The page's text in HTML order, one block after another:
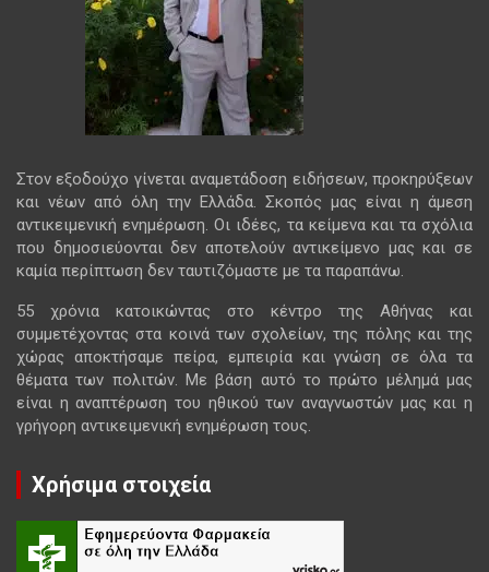
Στον εξοδούχο γίνεται αναμετάδοση ειδήσεων, προκηρύξεων
και νέων από όλη την Ελλάδα. Σκοπός μας είναι η άμεση
αντικειμενική ενημέρωση. Οι ιδέες, τα κείμενα και τα σχόλια
που δημοσιεύονται δεν αποτελούν αντικείμενο μας και σε
καμία περίπτωση δεν ταυτιζόμαστε με τα παραπάνω.
55 χρόνια κατοικώντας στο κέντρο της Αθήνας και
συμμετέχοντας στα κοινά των σχολείων, της πόλης και της
χώρας αποκτήσαμε πείρα, εμπειρία και γνώση σε όλα τα
θέματα των πολιτών. Με βάση αυτό το πρώτο μέλημά μας
είναι η αναπτέρωση του ηθικού των αναγνωστών μας και η
γρήγορη αντικειμενική ενημέρωση τους.
Χρήσιμα στοιχεία